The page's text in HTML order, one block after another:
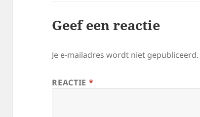
Geef een reactie
Je e-mailadres wordt niet gepubliceerd.
REACTIE *